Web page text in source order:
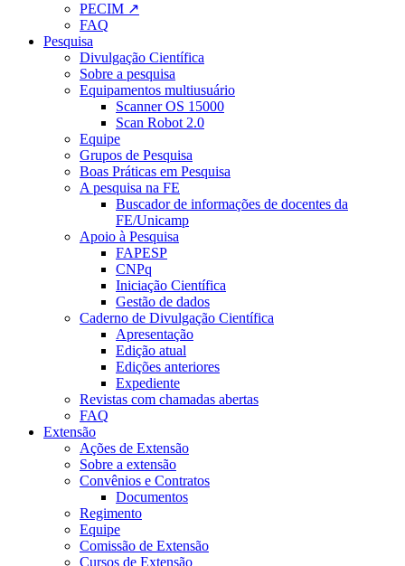
PECIM ↗
FAQ
Pesquisa
Divulgação Científica
Sobre a pesquisa
Equipamentos multiusuário
Scanner OS 15000
Scan Robot 2.0
Equipe
Grupos de Pesquisa
Boas Práticas em Pesquisa
A pesquisa na FE
Buscador de informações de docentes da
FE/Unicamp
Apoio à Pesquisa
FAPESP
CNPq
Iniciação Científica
Gestão de dados
Caderno de Divulgação Científica
Apresentação
Edição atual
Edições anteriores
Expediente
Revistas com chamadas abertas
FAQ
Extensão
Ações de Extensão
Sobre a extensão
Convênios e Contratos
Documentos
Regimento
Equipe
Comissão de Extensão
Cursos de Extensão